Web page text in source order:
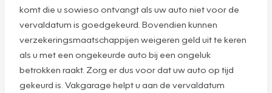
komt die u sowieso ontvangt als uw auto niet voor de
vervaldatum is goedgekeurd. Bovendien kunnen
verzekeringsmaatschappijen weigeren geld uit te keren
als u met een ongekeurde auto bij een ongeluk
betrokken raakt. Zorg er dus voor dat uw auto op tijd
gekeurd is. Vakgarage helpt u aan de vervaldatum